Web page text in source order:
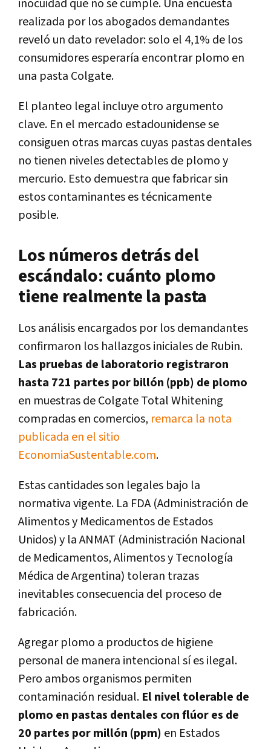
inocuidad que no se cumple. Una encuesta
realizada por los abogados demandantes
reveló un dato revelador: solo el 4,1% de los
consumidores esperaría encontrar plomo en
una pasta Colgate.
El planteo legal incluye otro argumento
clave. En el mercado estadounidense se
consiguen otras marcas cuyas pastas dentales
no tienen niveles detectables de plomo y
mercurio. Esto demuestra que fabricar sin
estos contaminantes es técnicamente
posible.
Los números detrás del
escándalo: cuánto plomo
tiene realmente la pasta
Los análisis encargados por los demandantes
confirmaron los hallazgos iniciales de Rubin.
Las pruebas de laboratorio registraron
hasta 721 partes por billón (ppb) de plomo
en muestras de Colgate Total Whitening
compradas en comercios, remarca la nota
publicada en el sitio
EconomiaSustentable.com.
Estas cantidades son legales bajo la
normativa vigente. La FDA (Administración de
Alimentos y Medicamentos de Estados
Unidos) y la ANMAT (Administración Nacional
de Medicamentos, Alimentos y Tecnología
Médica de Argentina) toleran trazas
inevitables consecuencia del proceso de
fabricación.
Agregar plomo a productos de higiene
personal de manera intencional sí es ilegal.
Pero ambos organismos permiten
contaminación residual. El nivel tolerable de
plomo en pastas dentales con flúor es de
20 partes por millón (ppm) en Estados